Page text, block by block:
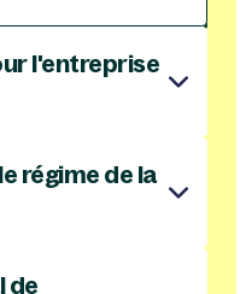
l'entreprise
des Indépendants
collecte de ses
de ses
régime de la
de